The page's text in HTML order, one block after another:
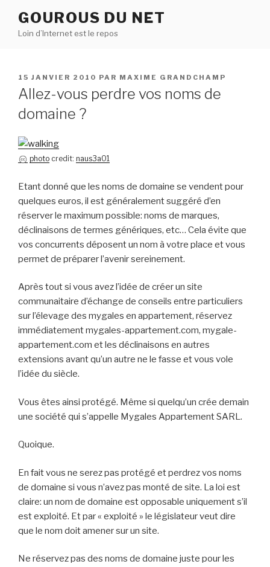
contenu
GOUROUS DU NET
Loin d’Internet est le repos
PUBLIÉ
LE
15 JANVIER 2010 PAR MAXIME GRANDCHAMP
Allez-vous perdre vos noms de
domaine ?
photo credit: naus3a01
Etant donné que les noms de domaine se vendent pour
quelques euros, il est généralement suggéré d’en
réserver le maximum possible: noms de marques,
déclinaisons de termes génériques, etc… Cela évite que
vos concurrents déposent un nom à votre place et vous
permet de préparer l’avenir sereinement.
Après tout si vous avez l’idée de créer un site
communaitaire d’échange de conseils entre particuliers
sur l’élevage des mygales en appartement, réservez
immédiatement mygales-appartement.com, mygale-
appartement.com et les déclinaisons en autres
extensions avant qu’un autre ne le fasse et vous vole
l’idée du siècle.
Vous êtes ainsi protégé. Même si quelqu’un crée demain
une société qui s’appelle Mygales Appartement SARL.
Quoique.
En fait vous ne serez pas protégé et perdrez vos noms
de domaine si vous n’avez pas monté de site. La loi est
claire: un nom de domaine est opposable uniquement s’il
est exploité. Et par « exploité » le législateur veut dire
que le nom doit amener sur un site.
Ne réservez pas des noms de domaine juste pour les